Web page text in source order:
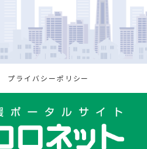
プライバシーポリシー